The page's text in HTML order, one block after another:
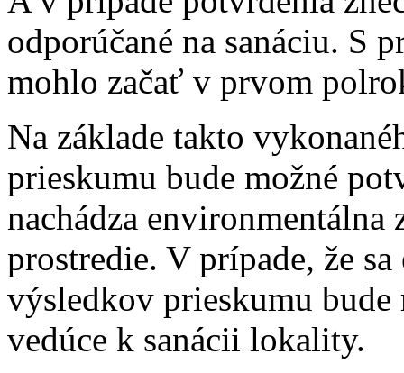
odporúčané na sanáciu. S
mohlo začať v prvom
Na základe takto
prieskumu bude možné
nachádza
prostredie. V prípade, že
výsledkov prieskumu
vedúce k sanácii lokality.